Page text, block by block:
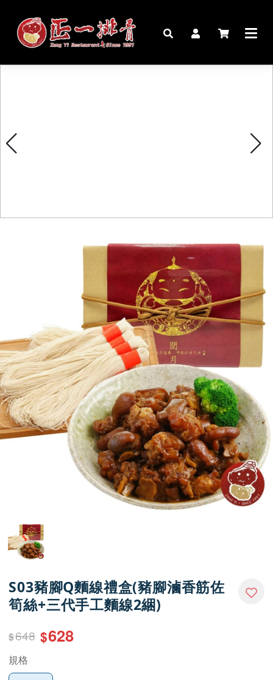
S03豬腳Q麵線禮盒(豬腳滷香筋佐
筍絲+三代手工麵線2綑)
$648 $628
規格